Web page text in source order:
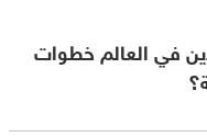
في العالم خطوات